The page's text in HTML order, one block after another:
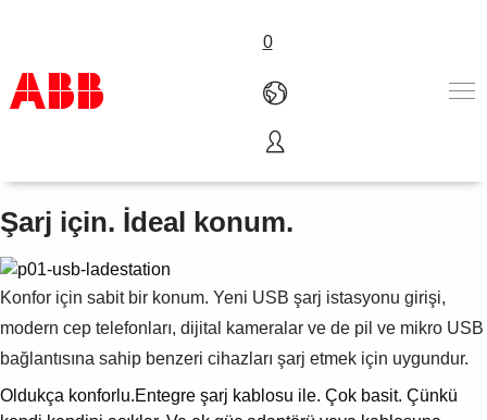
0
Ürünler ve Çözümler
Servis
Hakkımızda
Satış noktaları
Bize ulaşın
Kariyer
USB şarj istasyonu girişi
Şarj için. İdeal konum.
Konfor için sabit bir konum. Yeni USB şarj istasyonu girişi,
modern cep telefonları, dijital kameralar ve de pil ve mikro USB
bağlantısına sahip benzeri cihazları şarj etmek için uygundur.
Oldukça konforlu.Entegre şarj kablosu ile. Çok basit. Çünkü